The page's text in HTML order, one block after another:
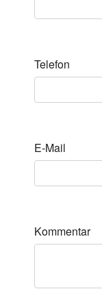
Telefon
E-Mail
Kommentar